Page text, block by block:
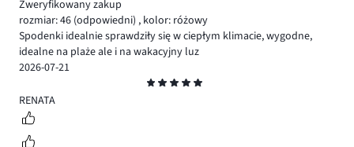
Zweryfikowany zakup
rozmiar: 46 (odpowiedni) , kolor: różowy
Spodenki idealnie sprawdziły się w ciepłym klimacie, wygodne,
idealne na plaże ale i na wakacyjny luz
2026-07-21
5
RENATA